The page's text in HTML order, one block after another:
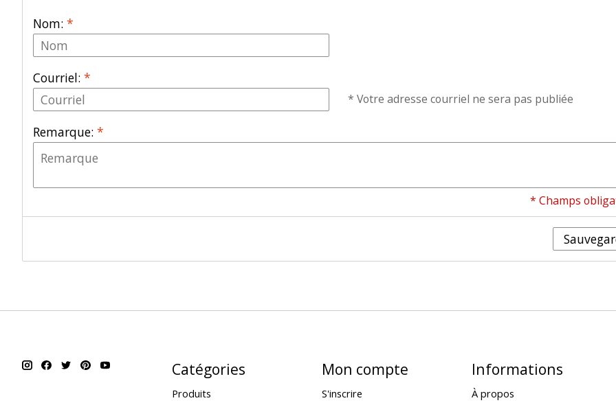
Nom: *
Courriel: *
* Votre adresse courriel ne sera pas publiée
Remarque: *
* Champs
Catégories
Produits
Mon compte
S'inscrire
Informations
À propos